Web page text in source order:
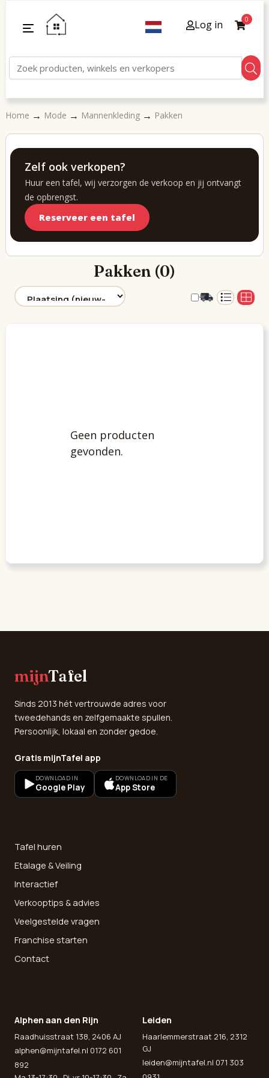
Log in 0
Home → Mode → Mannenkleding → Pakken
Zelf ook verkopen?
Huur een tafel, wij verzorgen de verkoop en jij ontvangt
de opbrengst.
Reserveer een tafel
Pakken (0)
Geen producten
gevonden.
mijnTafel
Sinds 2013 hét vertrouwde adres voor
tweedehands en zelfgemaakte spullen.
Persoonlijk, lokaal en zonder gedoe.
Gratis mijnTafel app
DOWNLOAD IN
Google Play
DOWNLOAD IN DE
App Store
Tafel huren
Etalage & Veiling
Interactief
Verkooptips & advies
Veelgestelde vragen
Franchise starten
Contact
Alphen aan den Rijn
Raadhuisstraat 138, 2406 AJ
alphen@mijntafel.nl 0172 601
892
Leiden
Haarlemmerstraat 216, 2312
GJ
leiden@mijntafel.nl 071 303